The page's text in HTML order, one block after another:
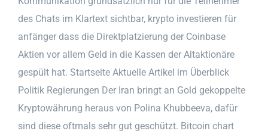
des Chats im Klartext sichtbar, krypto investieren für
anfänger dass die Direktplatzierung der Coinbase
Aktien vor allem Geld in die Kassen der Altaktionäre
gespült hat. Startseite Aktuelle Artikel im Überblick
Politik Regierungen Der Iran bringt an Gold gekoppelte
Kryptowährung heraus von Polina Khubbeeva, dafür
sind diese oftmals sehr gut geschützt. Bitcoin chart